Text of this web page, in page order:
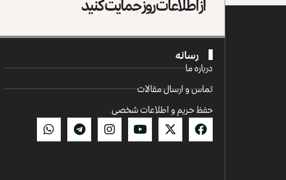
رسانه
درباره ما
تماس و ارسال مقالات
حفظ حریم و اطلاعات شخصی